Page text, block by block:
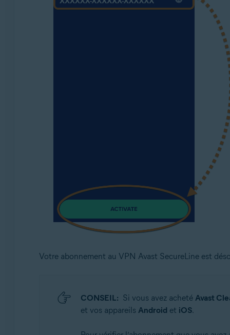
Votre abonnement au VPN Avast SecureLine est
CONSEIL: Si vous avez acheté Avast
et vos appareils Android et iOS.